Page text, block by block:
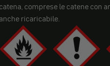
catena, comprese le catene con
anche ricaricabile.